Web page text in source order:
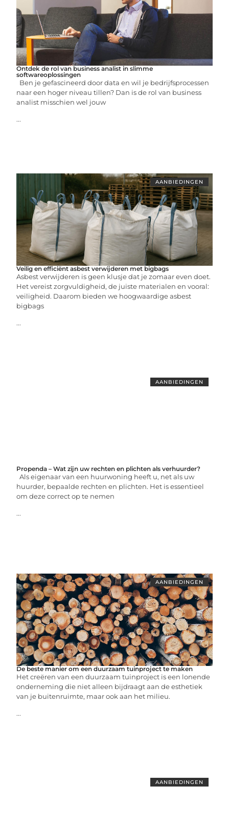
Ontdek de rol van business analist in slimme
softwareoplossingen
Ben je gefascineerd door data en wil je bedrijfsprocessen
naar een hoger niveau tillen? Dan is de rol van business
analist misschien wel jouw
...
AANBIEDINGEN
Veilig en efficiënt asbest verwijderen met bigbags
Asbest verwijderen is geen klusje dat je zomaar even doet.
Het vereist zorgvuldigheid, de juiste materialen en vooral:
veiligheid. Daarom bieden we hoogwaardige asbest
bigbags
...
AANBIEDINGEN
Propenda – Wat zijn uw rechten en plichten als verhuurder?
Als eigenaar van een huurwoning heeft u, net als uw
huurder, bepaalde rechten en plichten. Het is essentieel
om deze correct op te nemen
...
AANBIEDINGEN
De beste manier om een duurzaam tuinproject te maken
Het creëren van een duurzaam tuinproject is een lonende
onderneming die niet alleen bijdraagt aan de esthetiek
van je buitenruimte, maar ook aan het milieu.
...
AANBIEDINGEN